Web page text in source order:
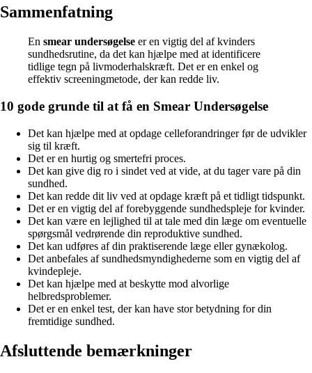
Sammenfatning
En smear undersøgelse er en vigtig del af kvinders
sundhedsrutine, da det kan hjælpe med at identificere
tidlige tegn på livmoderhalskræft. Det er en enkel og
effektiv screeningmetode, der kan redde liv.
10 gode grunde til at få en Smear Undersøgelse
Det kan hjælpe med at opdage celleforandringer før de udvikler
sig til kræft.
Det er en hurtig og smertefri proces.
Det kan give dig ro i sindet ved at vide, at du tager vare på din
sundhed.
Det kan redde dit liv ved at opdage kræft på et tidligt tidspunkt.
Det er en vigtig del af forebyggende sundhedspleje for kvinder.
Det kan være en lejlighed til at tale med din læge om eventuelle
spørgsmål vedrørende din reproduktive sundhed.
Det kan udføres af din praktiserende læge eller gynækolog.
Det anbefales af sundhedsmyndighederne som en vigtig del af
kvindepleje.
Det kan hjælpe med at beskytte mod alvorlige
helbredsproblemer.
Det er en enkel test, der kan have stor betydning for din
fremtidige sundhed.
Afsluttende bemærkninger